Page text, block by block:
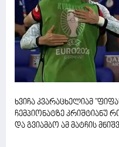
ხვიჩა კვარაცხელიამ
ჩემპიონატზე კრიშტიანუ
და გვიამბო ამ მატჩის